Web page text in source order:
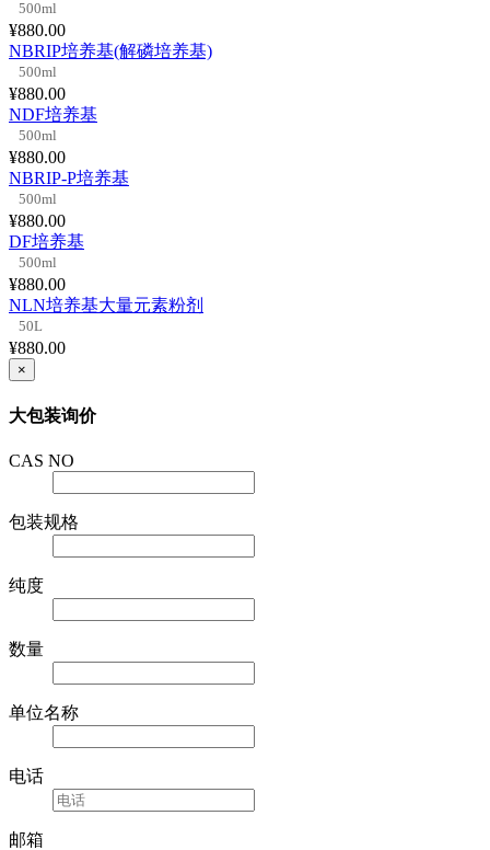
500ml
¥880.00
NBRIP培养基(解磷培养基)
500ml
¥880.00
NDF培养基
500ml
¥880.00
NBRIP-P培养基
500ml
¥880.00
DF培养基
500ml
¥880.00
NLN培养基大量元素粉剂
50L
¥880.00
×
大包装询价
CAS NO
包装规格
纯度
数量
单位名称
电话
邮箱